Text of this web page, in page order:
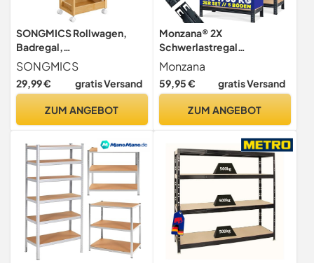
SONGMICS Rollwagen,
Badregal,
Badezimmerregal mit 3
Ebenen, Nischenregal
Bambus, Regal schmal,
platzsparend, 20 x 30 x 80
BCB083N01
SONGMICS
29,99 € gratis Versand
ZUM ANGEBOT
Monzana® 2X
Schwerlastregal
180x90x40cm Schwarz
Montagematerial 1750kg
10 MDF-Platten Kellerregal
Metallregal Werkstattregal
Monzana
59,95 € gratis Versand
ZUM ANGEBOT